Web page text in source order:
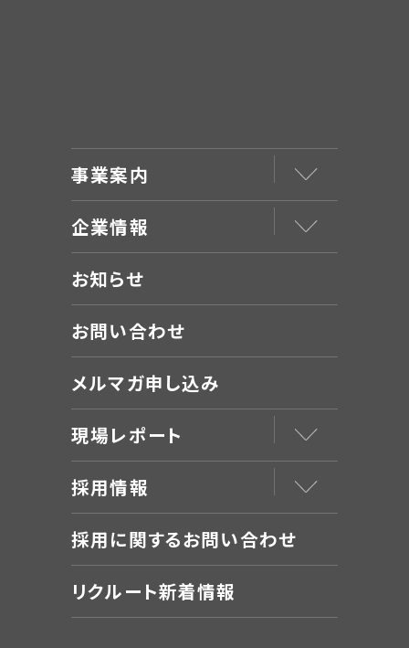
事業案内
企業情報
お知らせ
お問い合わせ
メルマガ申し込み
現場レポート
採用情報
採用に関するお問い合わせ
リクルート新着情報